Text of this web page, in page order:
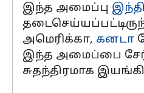
இந்த அமைப்பு
அமெரிக்கா, கனடா
இந்த அமைப்பை
சுதந்திரமாக